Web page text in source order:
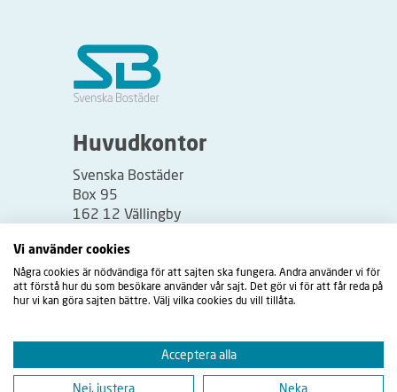
Huvudkontor
Svenska Bostäder
Box 95
162 12 Vällingby
Besöksadress:
Vällingbyplan 2
Vi använder cookies
Några cookies är nödvändiga för att sajten ska fungera. Andra använder vi för
att förstå hur du som besökare använder vår sajt. Det gör vi för att får reda på
hur vi kan göra sajten bättre. Välj vilka cookies du vill tillåta.
Acceptera alla
Nej, justera Neka